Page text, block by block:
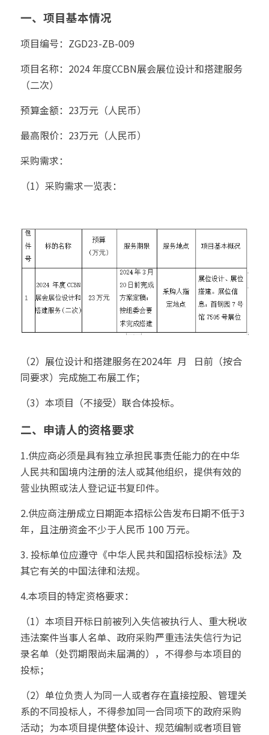
一、项目基本情况
项目编号：ZGD23-ZB-009
项目名称：2024 年度CCBN展会展位设计和搭建服务
（二次）
预算金额：23万元（人民币）
最高限价：23万元（人民币）
采购需求：
（1）采购需求一览表：
（2）展位设计和搭建服务在2024年  月   日前（按合
同要求）完成施工布展工作；
（3）本项目（不接受）联合体投标。
二、申请人的资格要求
1.供应商必须是具有独立承担民事责任能力的在中华
人民共和国境内注册的法人或其他组织，提供有效的
营业执照或法人登记证书复印件。
2.供应商注册成立日期距本招标公告发布日期不低于3
年，且注册资金不少于人民币 100 万元。
3. 投标单位应遵守《中华人民共和国招标投标法》及
其它有关的中国法律和法规。
4.本项目的特定资格要求：
（1）本项目开标日前被列入失信被执行人、重大税收
违法案件当事人名单、政府采购严重违法失信行为记
录名单（处罚期限尚未届满的），不得参与本项目的
投标；
（2）单位负责人为同一人或者存在直接控股、管理关
系的不同投标人，不得参加同一合同项下的政府采购
活动；为本项目提供整体设计、规范编制或者项目管